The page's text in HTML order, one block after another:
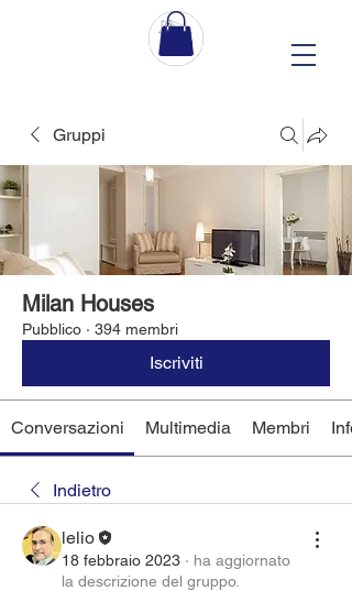
Gruppi
Milan Houses
Pubblico · 394 membri
Iscriviti
Conversazioni Multimedia Membri Info
Indietro
lelio
18 febbraio 2023 · ha aggiornato
la descrizione del gruppo.